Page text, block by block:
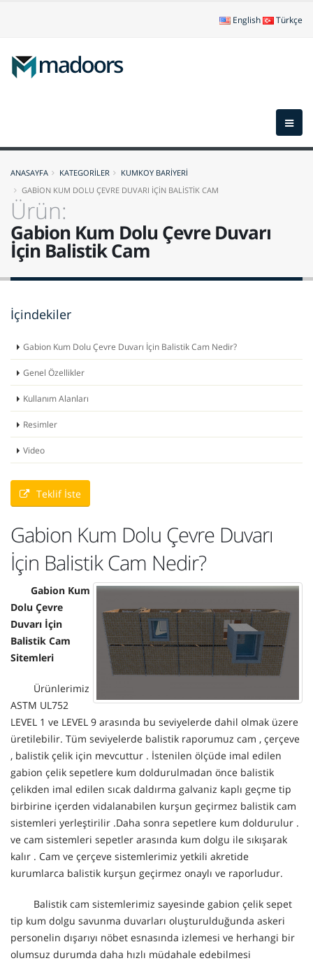
English Türkçe
ANASAYFA KATEGORİLER
KUMKOY BARİYERİ
GABİON KUM DOLU ÇEVRE DUVARI İÇİN BALİSTİK CAM
Ürün:
Gabion Kum Dolu Çevre Duvarı
İçin Balistik Cam
İçindekiler
Gabion Kum Dolu Çevre Duvarı İçin Balistik Cam Nedir?
Genel Özellikler
Kullanım Alanları
Resimler
Video
Teklif İste
Gabion Kum Dolu Çevre Duvarı
İçin Balistik Cam Nedir?
Gabion Kum
Dolu Çevre
Duvarı İçin
Balistik Cam
Sitemleri
Ürünlerimiz
ASTM UL752
LEVEL 1 ve LEVEL 9 arasında bu seviyelerde dahil olmak üzere
üretilebilir. Tüm seviyelerde balistik raporumuz cam , çerçeve
, balistik çelik için mevcuttur . İstenilen ölçüde imal edilen
gabion çelik sepetlere kum doldurulmadan önce balistik
çelikden imal edilen sıcak daldırma galvaniz kaplı geçme tip
birbirine içerden vidalanabilen kurşun geçirmez balistik cam
sistemleri yerleştirilir .Daha sonra sepetlere kum doldurulur .
ve cam sistemleri sepetler arasında kum dolgu ile sıkışarak
kalır . Cam ve çerçeve sistemlerimiz yetkili akretide
kurumlarca balistik kurşun geçirmez onaylı ve raporludur.
Balistik cam sistemlerimiz sayesinde gabion çelik sepet
tip kum dolgu savunma duvarları oluşturulduğunda askeri
personelin dışarıyı nöbet esnasında izlemesi ve herhangi bir
olumsuz durumda daha hızlı müdahale edebilmesi